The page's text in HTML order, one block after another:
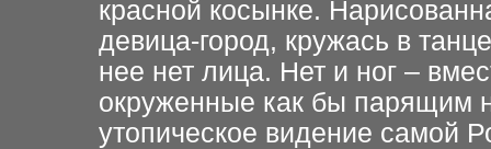
красной косынке.
девица-город, кружась в
нее нет лица. Нет и ног –
окруженные как бы парящим
утопическое видение самой